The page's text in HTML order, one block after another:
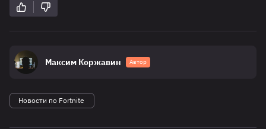
Максим Коржавин Автор
Новости по Fortnite